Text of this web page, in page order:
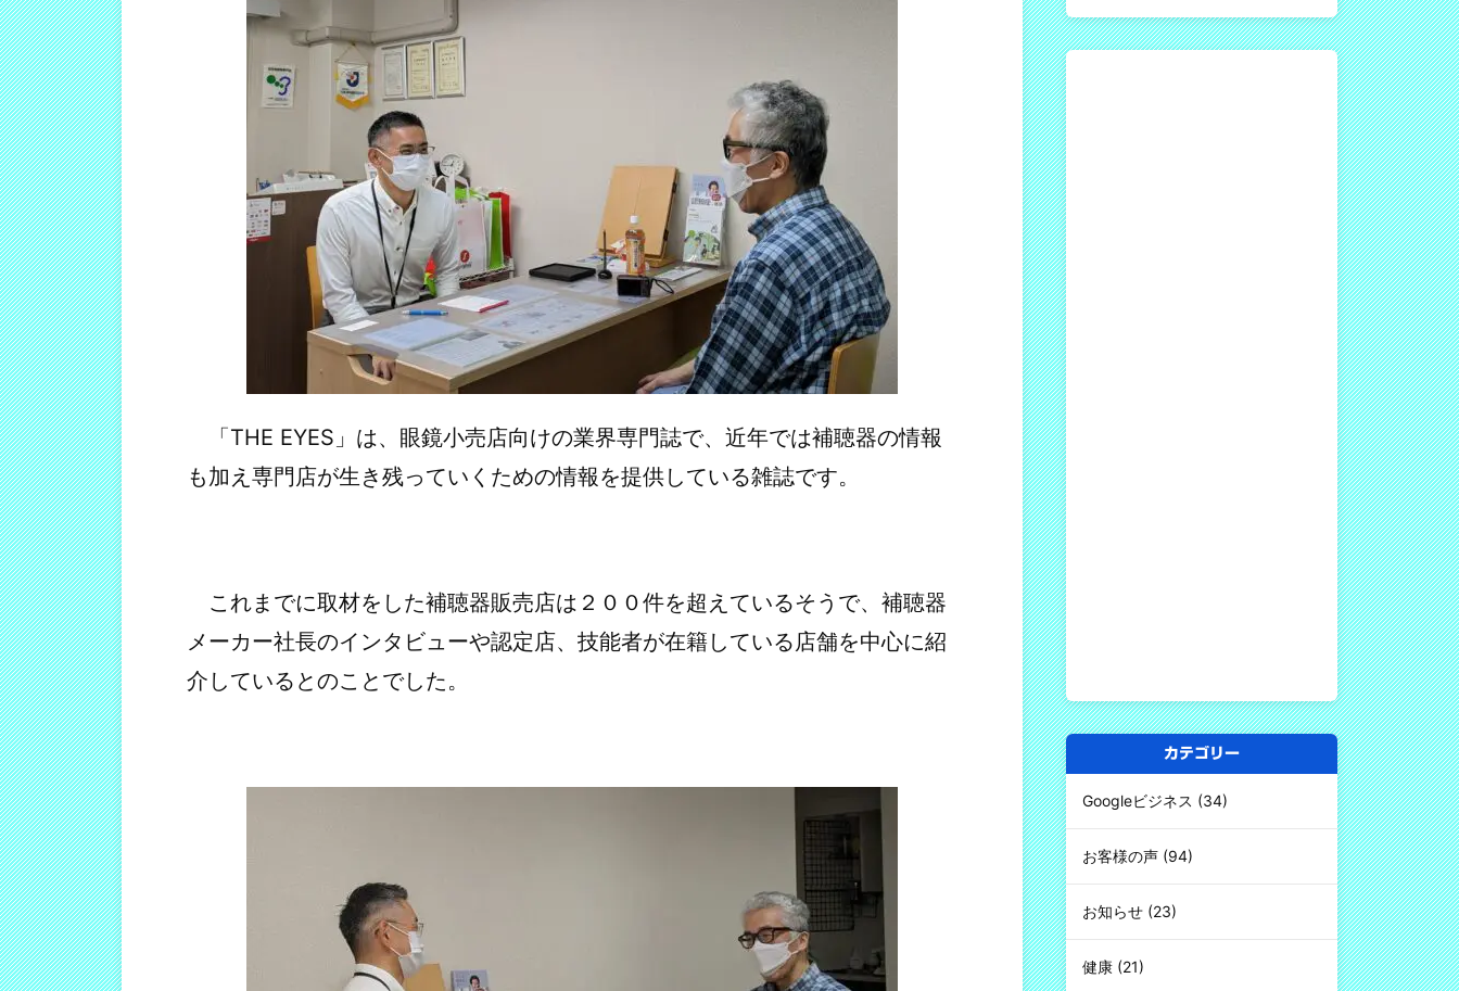
「THE EYES」は、眼鏡小売店向けの業界専門誌で、近年では補聴器の情報
も加え専門店が生き残っていくための情報を提供している雑誌です。
これまでに取材をした補聴器販売店は２００件を超えているそうで、補聴器
メーカー社長のインタビューや認定店、技能者が在籍している店舗を中心に紹
介しているとのことでした。
カテゴリー
Googleビジネス (34)
お客様の声 (94)
お知らせ (23)
健康 (21)